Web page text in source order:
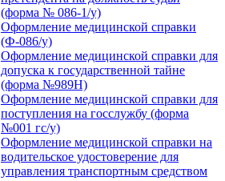
(форма № 086-1/у)
Оформление медицинской справки
(Ф-086/у)
Оформление медицинской справки для
допуска к государственной тайне
(форма №989Н)
Оформление медицинской справки для
поступления на госслужбу (форма
№001 гс/у)
Оформление медицинской справки на
водительское удостоверение для
управления транспортным средством